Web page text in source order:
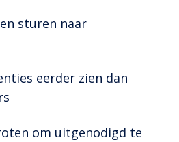
sturen naar
eerder zien dan
om uitgenodigd te